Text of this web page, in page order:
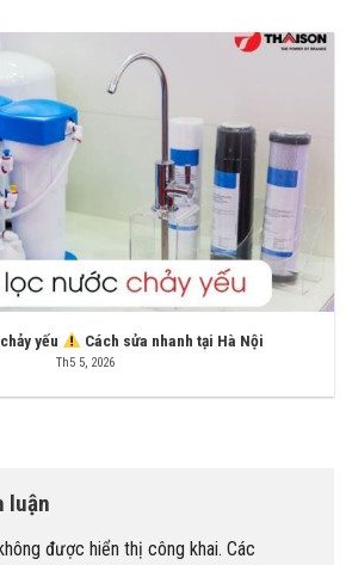
yếu Cách sửa nhanh tại Hà Nội
Th5 5, 2026
luận
được hiển thị công khai. Các